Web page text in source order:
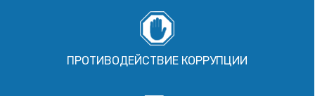
ПРОТИВОДЕЙСТВИЕ КОРРУПЦИИ